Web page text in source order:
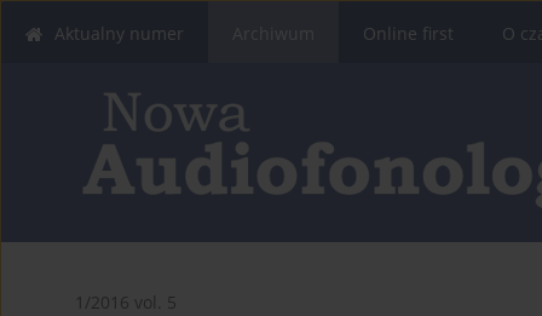
Aktualny numer Archiwum Online first O
1/2016 vol. 5